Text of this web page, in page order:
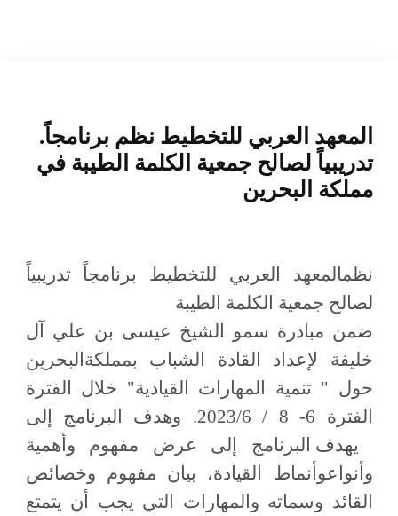
.المعهد العربي للتخطيط نظم برنامجاً
تدريبياً لصالح جمعية الكلمة الطيبة في
مملكة البحرين
نظمالمعهد العربي للتخطيط برنامجاً تدريبياً
لصالح جمعية الكلمة الطيبة
ضمن مبادرة سمو الشيخ عيسى بن علي آل
خليفة لإعداد القادة الشباب بمملكةالبحرين
حول " تنمية المهارات القيادية" خلال الفترة
الفترة 6- 8 / 2023/6.
وهدف البرنامج إلى
يهدف البرنامج إلى عرض مفهوم وأهمية
وأنواعوأنماط القيادة، بيان مفهوم وخصائص
القائد وسماته والمهارات التي يجب أن يتمتع